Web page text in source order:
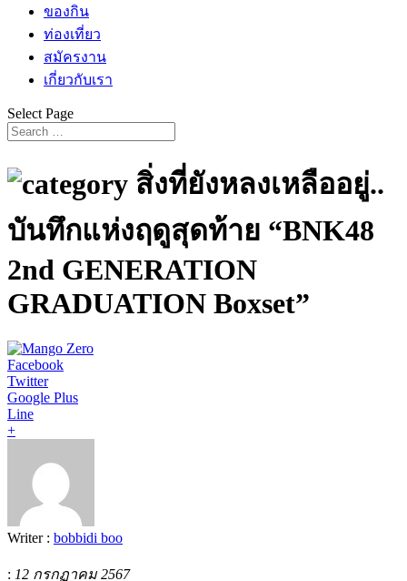
ของกิน
ท่องเที่ยว
สมัครงาน
เกี่ยวกับเรา
Select Page
สิ่งที่ยังหลงเหลืออยู่..
บันทึกแห่งฤดูสุดท้าย “BNK48
2nd GENERATION
GRADUATION Boxset”
Facebook
Twitter
Google Plus
Line
+
Writer : bobbidi boo
: 12 กรกฏาคม 2567